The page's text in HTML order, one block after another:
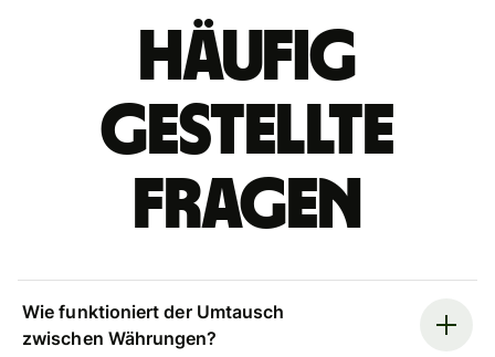
Häufig
gestellte
Fragen
Wie funktioniert der Umtausch
zwischen Währungen?